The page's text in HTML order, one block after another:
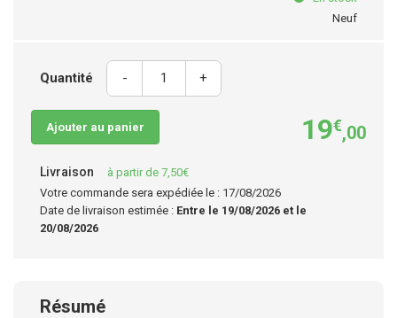
Neuf
Quantité - +
Ajouter au panier 19€,00
Livraison
à partir de 7,50€
Votre commande sera expédiée le : 17/08/2026
Date de livraison estimée : Entre le 19/08/2026 et le
20/08/2026
Résumé